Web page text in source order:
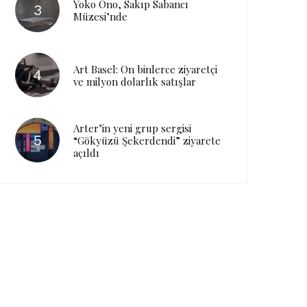
Yoko Ono, Sakıp Sabancı
Müzesi’nde
Art Basel: On binlerce ziyaretçi
ve milyon dolarlık satışlar
Arter’in yeni grup sergisi
“Gökyüzü Şekerdendi” ziyarete
açıldı